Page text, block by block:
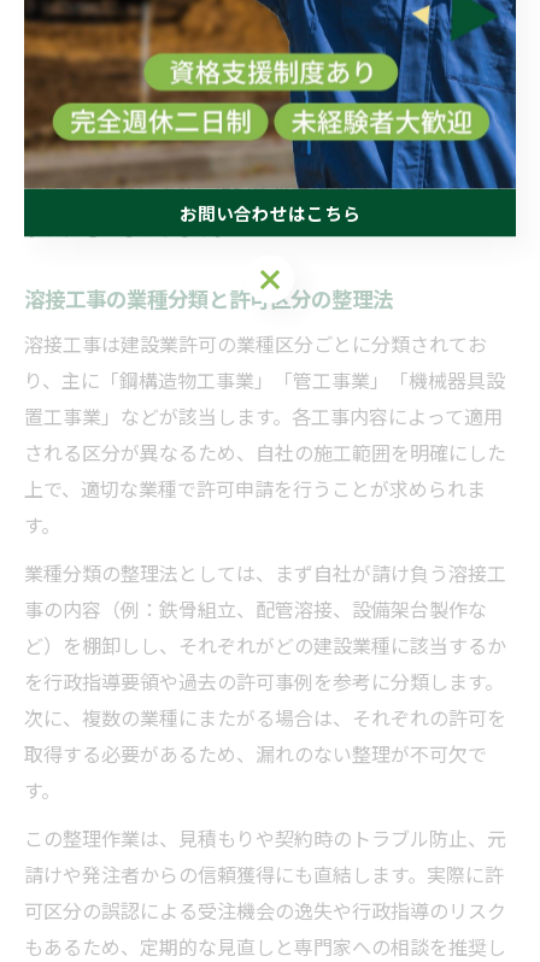
ル証明が現場で重視される傾向にあります。
資格取得に加え、最新の安全規則や現場ルールの理解、
日々の技術アップデートも求められるため、経験者・初
心者を問わず継続的な学習と実務経験の積み重ねが不可
欠です。これにより、現場での信頼性向上やキャリアア
ップにもつながります。
溶接工事の業種分類と許可区分の整理法
溶接工事は建設業許可の業種区分ごとに分類されてお
り、主に「鋼構造物工事業」「管工事業」「機械器具設
置工事業」などが該当します。各工事内容によって適用
される区分が異なるため、自社の施工範囲を明確にした
上で、適切な業種で許可申請を行うことが求められま
す。
業種分類の整理法としては、まず自社が請け負う溶接工
事の内容（例：鉄骨組立、配管溶接、設備架台製作な
ど）を棚卸しし、それぞれがどの建設業種に該当するか
を行政指導要領や過去の許可事例を参考に分類します。
次に、複数の業種にまたがる場合は、それぞれの許可を
取得する必要があるため、漏れのない整理が不可欠で
す。
この整理作業は、見積もりや契約時のトラブル防止、元
請けや発注者からの信頼獲得にも直結します。実際に許
可区分の誤認による受注機会の逸失や行政指導のリスク
もあるため、定期的な見直しと専門家への相談を推奨し
お問い合わせはこちら
お問い合わせはこちら